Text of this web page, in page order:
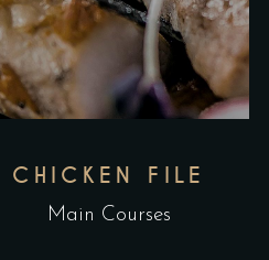
CHICKEN FILE
Main Courses